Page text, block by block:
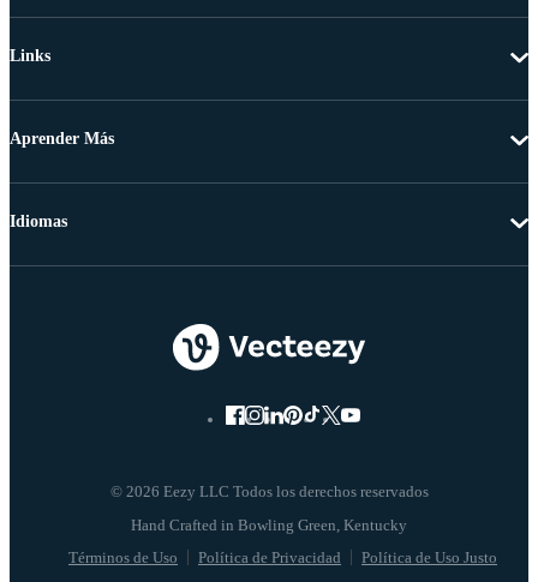
Links
Aprender Más
© 2026 Eezy LLC Todos los derechos reservados
Términos de Uso Política de Privacidad Política de Uso Justo
Idiomas